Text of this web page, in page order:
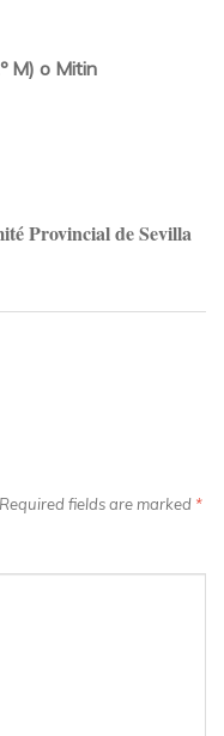
M) o Mitin
Provincial de Sevilla
fields are marked *